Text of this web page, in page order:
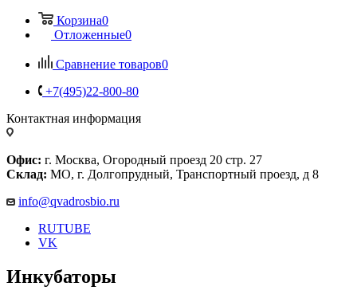
Корзина0
Отложенные0
Сравнение товаров0
+7(495)22-800-80
Контактная информация
Офис: г. Москва, Огородный проезд 20 стр. 27
Склад: МО, г. Долгопрудный, Транспортный проезд, д 8
info@qvadrosbio.ru
RUTUBE
VK
Инкубаторы